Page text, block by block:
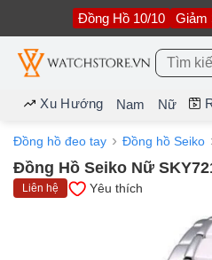
nội
dung
Đồng Hồ 10/10 Giảm
Tìm
kiếm:
Xu Hướng Nam Nữ
Đồng hồ đeo tay Đồng hồ Seiko
Đồng Hồ Seiko Nữ
Liên hệ Yêu thích